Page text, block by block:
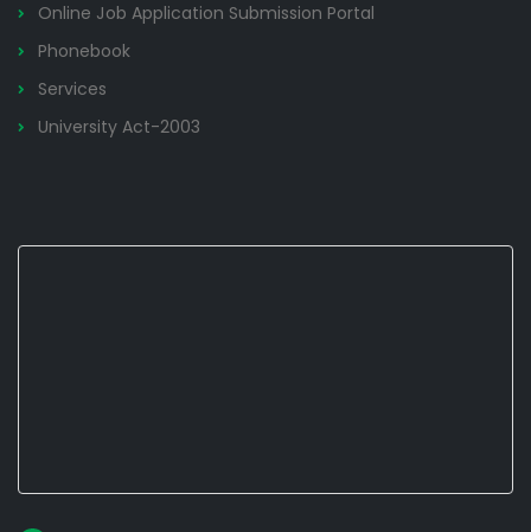
Online Job Application Submission Portal
Phonebook
Services
University Act-2003